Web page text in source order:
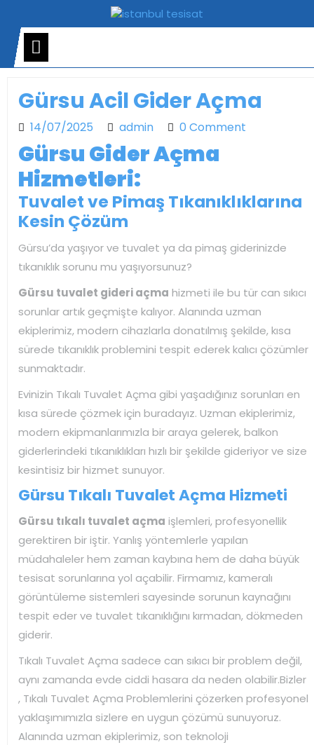
content
Gürsu Acil Gider Açma
14/07/2025 14/07/2025
adminadmin0 Comment
Gürsu Gider Açma
Hizmetleri:
Tuvalet ve Pimaş Tıkanıklıklarına
Kesin Çözüm
Gürsu’da yaşıyor ve tuvalet ya da pimaş giderinizde
tıkanıklık sorunu mu yaşıyorsunuz?
Gürsu tuvalet gideri açma hizmeti ile bu tür can sıkıcı
sorunlar artık geçmişte kalıyor. Alanında uzman
ekiplerimiz, modern cihazlarla donatılmış şekilde, kısa
sürede tıkanıklık problemini tespit ederek kalıcı çözümler
sunmaktadır.
Evinizin Tıkalı Tuvalet Açma gibi yaşadığınız sorunları en
kısa sürede çözmek için buradayız. Uzman ekiplerimiz,
modern ekipmanlarımızla bir araya gelerek, balkon
giderlerindeki tıkanıklıkları hızlı bir şekilde gideriyor ve size
kesintisiz bir hizmet sunuyor.
Gürsu Tıkalı Tuvalet Açma Hizmeti
Gürsu tıkalı tuvalet açma işlemleri, profesyonellik
gerektiren bir iştir. Yanlış yöntemlerle yapılan
müdahaleler hem zaman kaybına hem de daha büyük
tesisat sorunlarına yol açabilir. Firmamız, kameralı
görüntüleme sistemleri sayesinde sorunun kaynağını
tespit eder ve tuvalet tıkanıklığını kırmadan, dökmeden
giderir.
Tıkalı Tuvalet Açma sadece can sıkıcı bir problem değil,
aynı zamanda evde ciddi hasara da neden olabilir.Bizler
, Tıkalı Tuvalet Açma Problemlerini çözerken profesyonel
yaklaşımımızla sizlere en uygun çözümü sunuyoruz.
Alanında uzman ekiplerimiz, son teknoloji